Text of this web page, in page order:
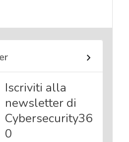
Iscriviti alla
newsletter di
Cybersecurity36
0